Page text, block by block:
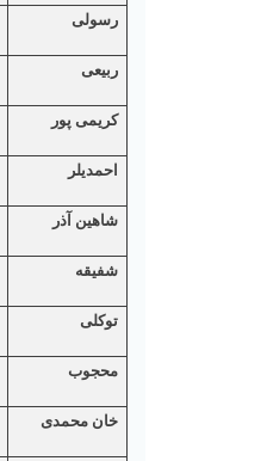
رسولی
ربیعی
کریمی پور
احمدیلر
شاهین آذر
شفیقه
توکلی
محجوب
خان محمدی